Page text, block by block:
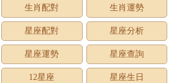
生肖配對 生肖運勢
星座配對 星座分析
星座運勢 星座查詢
12星座 星座生日